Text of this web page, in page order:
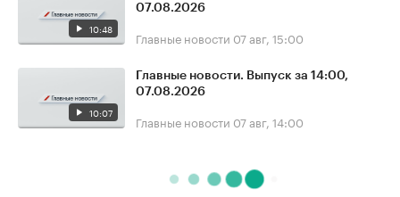
10:48
07.08.2026
Главные новости 07 авг, 15:00
10:07
Главные новости. Выпуск за 14:00,
07.08.2026
Главные новости 07 авг, 14:00